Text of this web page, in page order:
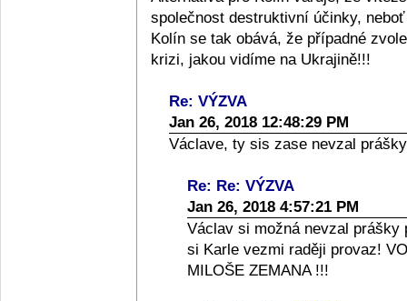
společnost destruktivní účinky,
Kolín se tak obává, že případné
krizi, jakou vidíme na Ukrajině!!!
Re: VÝZVA
Jan 26, 2018 12:48:29 PM
Václave, ty sis zase nevzal
Re: Re: VÝZVA
Jan 26, 2018 4:57:21 PM
Václav si možná nevzal
si Karle vezmi raději provaz!
MILOŠE ZEMANA !!!